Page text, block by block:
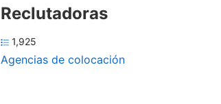
Reclutadoras
1,925
Agencias de colocación